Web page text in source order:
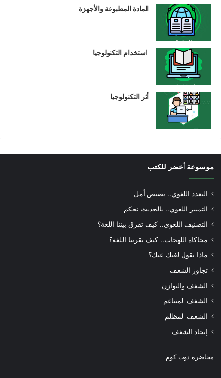
المادة المطبوعة والأجهزة
استخدام التكنولوجيا
أثر التكنولوجيا
موسوعة أخضر للكتب
التعدد اللغوي.. بصيص أمل
التمييز اللغوي.. بالحديث نحكم
التصنيف اللغوي.. كيف تفرق بيننا اللغة؟
محاكاة اللهجات.. كيف تقربنا اللغة؟
ماذا تقول لغتك عنك؟
تجاوز الشغف
الشغف والتوازن
الشغف المتناغم
الشغف المظلم
إيجاد الشغف
محاضرة دوت كوم